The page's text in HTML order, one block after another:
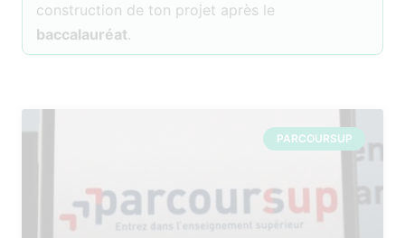
construction de ton projet après le
baccalauréat.
PARCOURSUP